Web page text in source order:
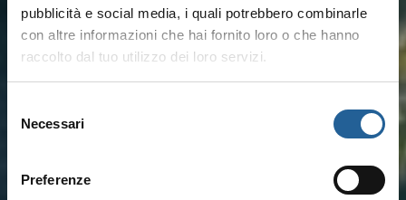
pubblicità e social media, i quali potrebbero combinarle
con altre informazioni che hai fornito loro o che hanno
raccolto dal tuo utilizzo dei loro servizi.
delNecessari
Preferenze